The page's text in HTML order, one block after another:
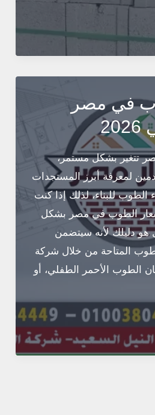
في مصر
تتغير بشكل مستمر،
لمعرفة أبرز المستجدات
الطوب للبناء، لذلك إذا كنت
الطوب في مصر بشكل
هو دليلك لأنه سيتضمن
المتاحة من خلال شركة
الطوب الأحمر الطفلي، أو